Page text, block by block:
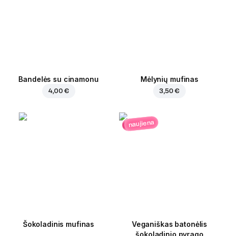
Bandelės su cinamonu
4,00 €
Mėlynių mufinas
3,50 €
Šokoladinis mufinas
naujiena
Veganiškas batonėlis
šokoladinio pyrago